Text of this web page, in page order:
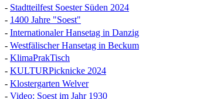
- Stadtteilfest Soester Süden 2024
- 1400 Jahre "Soest"
- Internationaler Hansetag in Danzig
- Westfälischer Hansetag in Beckum
- KlimaPrakTisch
- KULTURPicknicke 2024
- Klostergarten Welver
- Video: Soest im Jahr 1930